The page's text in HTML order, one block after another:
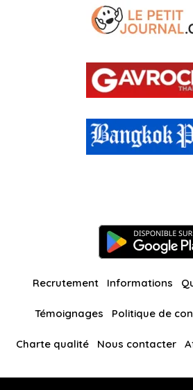
Recrutement Informations
Témoignages Politique de
Charte qualité Nous contacter